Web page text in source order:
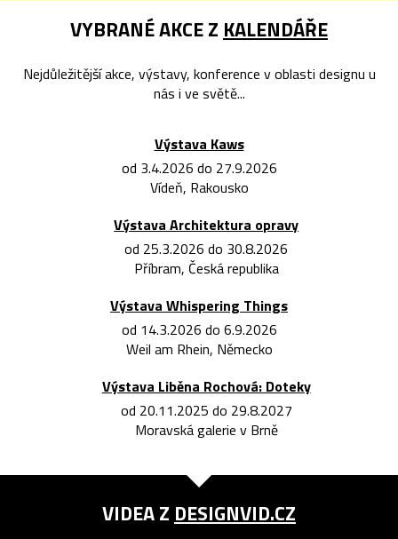
VYBRANÉ AKCE Z KALENDÁŘE
Nejdůležitější akce, výstavy, konference v oblasti designu u
nás i ve světě...
Výstava Kaws
od 3.4.2026 do 27.9.2026
Vídeň, Rakousko
Výstava Architektura opravy
od 25.3.2026 do 30.8.2026
Příbram, Česká republika
Výstava Whispering Things
od 14.3.2026 do 6.9.2026
Weil am Rhein, Německo
Výstava Liběna Rochová: Doteky
od 20.11.2025 do 29.8.2027
Moravská galerie v Brně
VIDEA Z DESIGNVID.CZ